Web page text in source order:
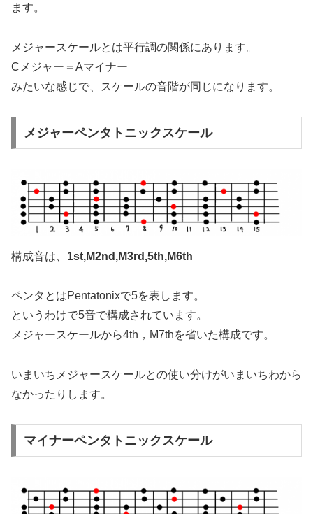
ます。
メジャースケールとは平行調の関係にあります。
Cメジャー＝Aマイナー
みたいな感じで、スケールの音階が同じになります。
メジャーペンタトニックスケール
構成音は、 1st,M2nd,M3rd,5th,M6th
ペンタとはPentatonixで5を表します。
というわけで5音で構成されています。
メジャースケールから4th，M7thを省いた構成です。
いまいちメジャースケールとの使い分けがいまいちわから
なかったりします。
マイナーペンタトニックスケール